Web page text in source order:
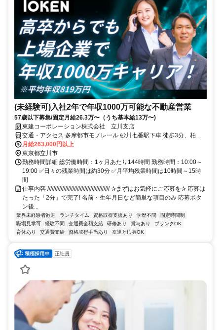
(未経験可)入社2年で年収1000万可能な不動産営業
57歳以下募集/固定月給26.3万〜（うち基本給13万〜)
東建コーポレーション株式会社 立川支店
交通・アクセス 多摩都市モノレール 砂川七番駅下車 徒歩3分、柏町
四丁目下車 徒歩1分
月給263,000円以上
東京都立川市
勤務時間詳細 総労働時間：1ヶ月あたり144時間 勤務時間：10:00～
19:00 ✅日々の残業時間は約30分 ✅月平均残業時間は10時間～15時
間
仕事内容 ////////////////////////////////////////// ✰まずはお気軽にご応募を✰ 応募は
たった「2分」で完了! 名前・生年月日など簡単な項目のみ 応募ボタ
ン後...
業界未経験者歓迎 ランチタイム 資格取得支援あり 学歴不問
固定時間制
職場見学可
経験不問 交通費全額支給 研修あり 賞与あり
ブランクOK
育休あり
交通費支給 資格取得手当あり 友達と応募OK
正社員